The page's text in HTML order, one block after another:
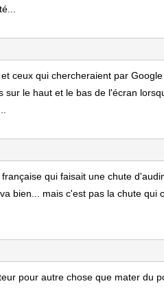
ceux qui chercheraient par
le haut et le bas de l'écran
qui faisait une chute
bien... mais c'est pas la chute qui
pour autre chose que mater du